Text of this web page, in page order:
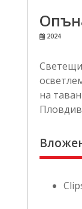
2024
на